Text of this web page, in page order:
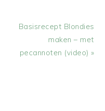
Volgend
Basisrecept Blondies
maken – met
pecannoten (video) »